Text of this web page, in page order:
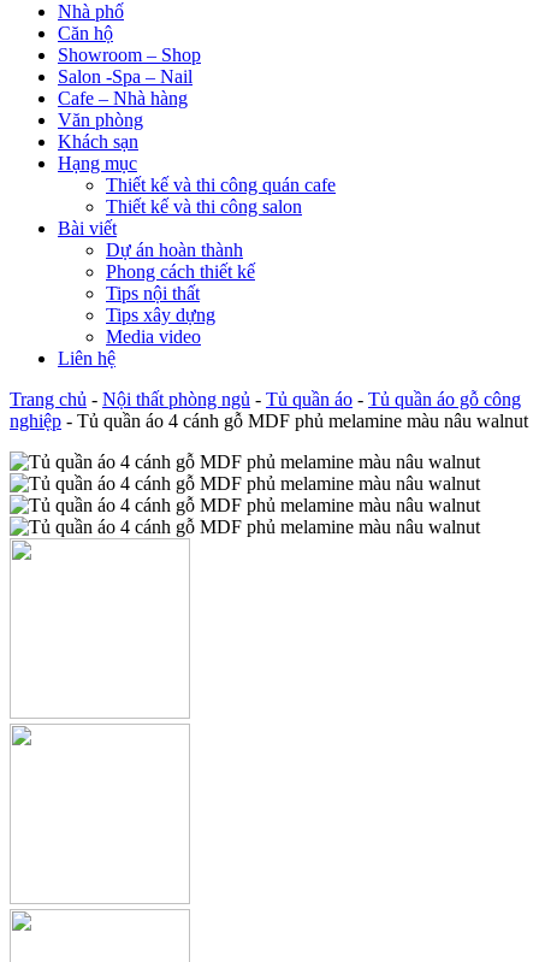
Nhà phố
Căn hộ
Showroom – Shop
Salon -Spa – Nail
Cafe – Nhà hàng
Văn phòng
Khách sạn
Hạng mục
Thiết kế và thi công quán cafe
Thiết kế và thi công salon
Bài viết
Dự án hoàn thành
Phong cách thiết kế
Tips nội thất
Tips xây dựng
Media video
Liên hệ
Trang chủ - Nội thất phòng ngủ - Tủ quần áo - Tủ quần áo gỗ công
nghiệp - Tủ quần áo 4 cánh gỗ MDF phủ melamine màu nâu walnut